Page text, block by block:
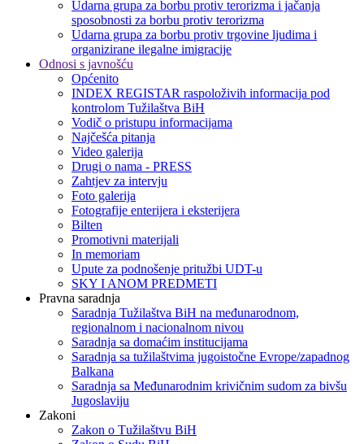
Udarna grupa za borbu protiv terorizma i jačanja
sposobnosti za borbu protiv terorizma
Udarna grupa za borbu protiv trgovine ljudima i
organizirane ilegalne imigracije
Odnosi s javnošću
Općenito
INDEX REGISTAR raspoloživih informacija pod
kontrolom Tužilaštva BiH
Vodič o pristupu informacijama
Najčešća pitanja
Video galerija
Drugi o nama - PRESS
Zahtjev za intervju
Foto galerija
Fotografije enterijera i eksterijera
Bilten
Promotivni materijali
In memoriam
Upute za podnošenje pritužbi UDT-u
SKY I ANOM PREDMETI
Pravna saradnja
Saradnja Tužilaštva BiH na međunarodnom,
regionalnom i nacionalnom nivou
Saradnja sa domaćim institucijama
Saradnja sa tužilaštvima jugoistočne Evrope/zapadnog
Balkana
Saradnja sa Međunarodnim krivičnim sudom za bivšu
Jugoslaviju
Zakoni
Zakon o Тužilaštvu BiH